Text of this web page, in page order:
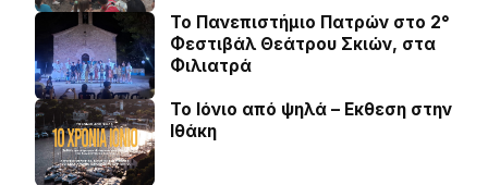
Το Πανεπιστήμιο Πατρών στο 2°
Φεστιβάλ Θεάτρου Σκιών, στα
Φιλιατρά
Το Ιόνιο από ψηλά – Eκθεση στην
Ιθάκη